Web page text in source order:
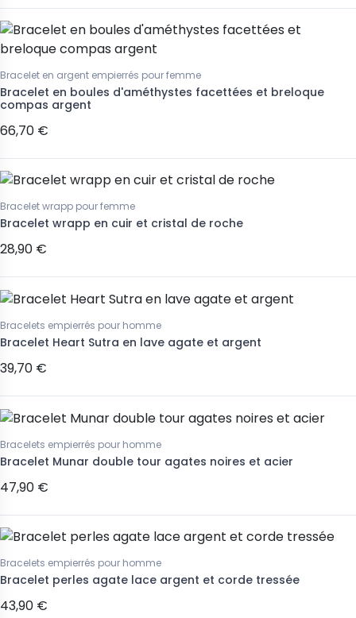
Bracelet en argent empierrés pour femme
Bracelet en boules d'améthystes facettées et breloque
compas argent
66,70 €
Bracelet wrapp pour femme
Bracelet wrapp en cuir et cristal de roche
28,90 €
Bracelets empierrés pour homme
Bracelet Heart Sutra en lave agate et argent
39,70 €
Bracelets empierrés pour homme
Bracelet Munar double tour agates noires et acier
47,90 €
Bracelets empierrés pour homme
Bracelet perles agate lace argent et corde tressée
43,90 €